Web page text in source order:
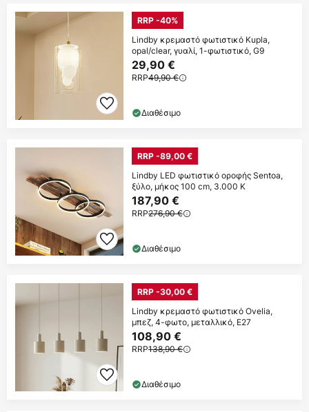
RRP -40%
Lindby κρεμαστό φωτιστικό Kupla,
opal/clear, γυαλί, 1-φωτιστικό, G9
29,90 €
RRP49,90 €
Διαθέσιμο
RRP -89,00 €
Lindby LED φωτιστικό οροφής Sentoa,
ξύλο, μήκος 100 cm, 3.000 K
187,90 €
RRP276,90 €
Διαθέσιμο
RRP -30,00 €
Lindby κρεμαστό φωτιστικό Ovelia,
μπεζ, 4-φωτο, μεταλλικό, E27
108,90 €
RRP138,90 €
Διαθέσιμο